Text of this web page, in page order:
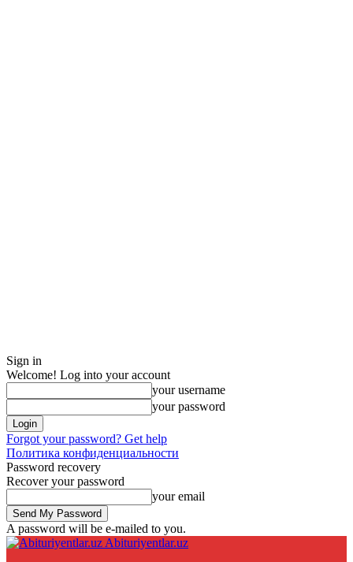
Sign in
Welcome! Log into your account
your username
your password
Forgot your password? Get help
Политика конфиденциальности
Password recovery
Recover your password
your email
A password will be e-mailed to you.
Abituriyentlar.uz